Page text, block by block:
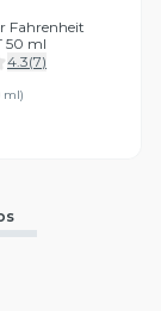
Fahrenheit
50 ml
4.3(7)
ml)